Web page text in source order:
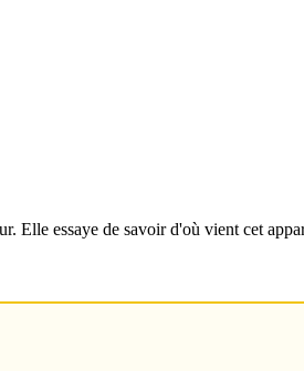
Elle essaye de savoir d'où vient cet